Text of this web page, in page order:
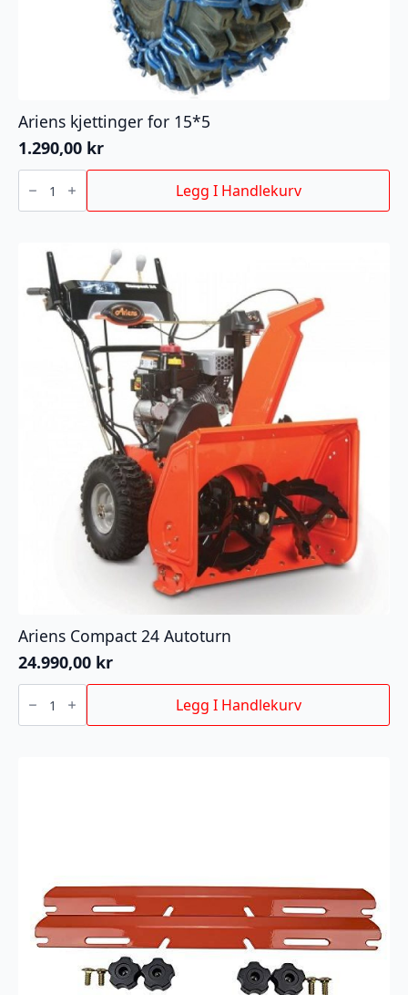
Ariens kjettinger for 15*5
1.290,00 kr
Ariens
kjettinger
15*5
Legg I Handlekurv
Ariens Compact 24 Autoturn
24.990,00 kr
Ariens
Compact
Autoturn
Legg I Handlekurv